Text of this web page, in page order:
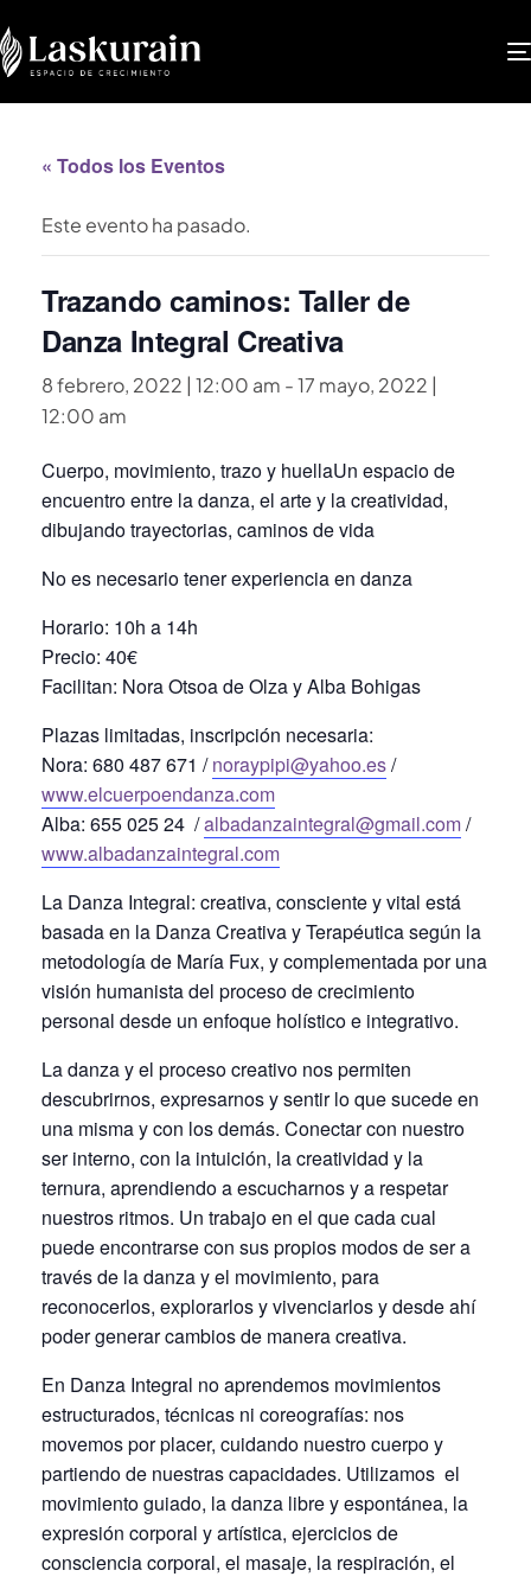
« Todos los Eventos
Este evento ha pasado.
Trazando caminos: Taller de
Danza Integral Creativa
8 febrero, 2022 | 12:00 am -17 mayo, 2022 |
12:00 am
Cuerpo, movimiento, trazo y huellaUn espacio de
encuentro entre la danza, el arte y la creatividad,
dibujando trayectorias, caminos de vida
No es necesario tener experiencia en danza
Horario: 10h a 14h
Precio: 40€
Facilitan: Nora Otsoa de Olza y Alba Bohigas
Plazas limitadas, inscripción necesaria:
Nora: 680 487 671 /noraypipi@yahoo.es/
www.elcuerpoendanza.com
Alba: 655 025 24 /albadanzaintegral@gmail.com/
www.albadanzaintegral.com
La Danza Integral: creativa, consciente y vital está
basada en la Danza Creativa y Terapéutica según la
metodología de María Fux, y complementada por una
visión humanista del proceso de crecimiento
personal desde un enfoque holístico e integrativo.
La danza y el proceso creativo nos permiten
descubrirnos, expresarnos y sentir lo que sucede en
una misma y con los demás. Conectar con nuestro
ser interno, con la intuición, la creatividad y la
ternura, aprendiendo a escucharnos y a respetar
nuestros ritmos. Un trabajo en el que cada cual
puede encontrarse con sus propios modos de ser a
través de la danza y el movimiento, para
reconocerlos, explorarlos y vivenciarlos y desde ahí
poder generar cambios de manera creativa.
En Danza Integral no aprendemos movimientos
estructurados, técnicas ni coreografías: nos
movemos por placer, cuidando nuestro cuerpo y
partiendo de nuestras capacidades. Utilizamos el
movimiento guiado, la danza libre y espontánea, la
expresión corporal y artística, ejercicios de
consciencia corporal, el masaje, la respiración, el